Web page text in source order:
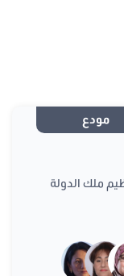
مودع
ملك الدولة